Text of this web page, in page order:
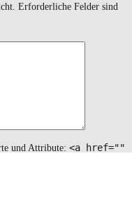
Erforderliche Felder sind
und Attribute: <a href=""